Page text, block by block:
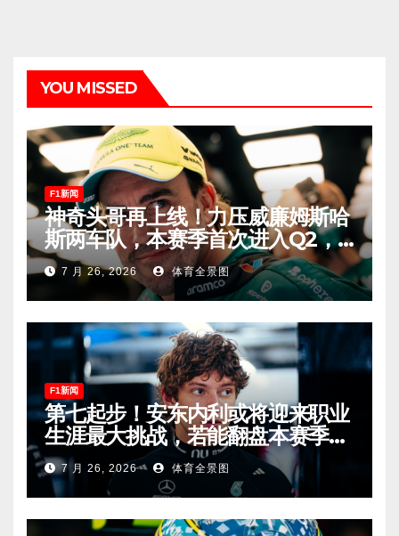
YOU MISSED
F1新闻
神奇头哥再上线！力压威廉姆斯哈
斯两车队，本赛季首次进入Q2，
车迷终于扬眉吐气！
7 月 26, 2026 体育全景图
F1新闻
第七起步！安东内利或将迎来职业
生涯最大挑战，若能翻盘本赛季争
冠有望！
7 月 26, 2026 体育全景图